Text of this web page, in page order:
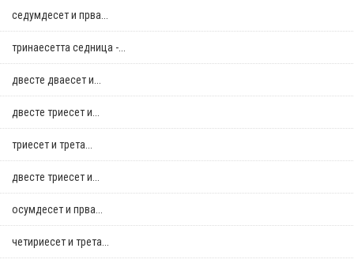
седумдесет и прва...
тринаесетта седница -...
двестe дваесет и...
двестe триесет и...
триесет и трета...
двестe триесет и...
осумдесет и прва...
четириесет и трета...